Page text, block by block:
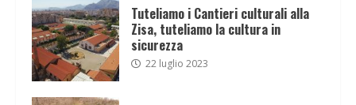
Tuteliamo i Cantieri culturali alla
Zisa, tuteliamo la cultura in
sicurezza
22 luglio 2023